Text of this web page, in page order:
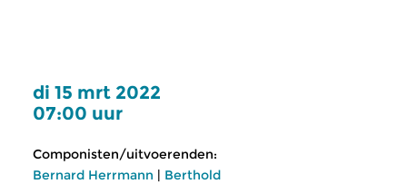
di 15 mrt 2022
07:00 uur
Componisten/uitvoerenden:
Bernard Herrmann | Berthold